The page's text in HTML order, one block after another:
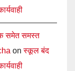
समेत समस्त
onस्कूल बंद